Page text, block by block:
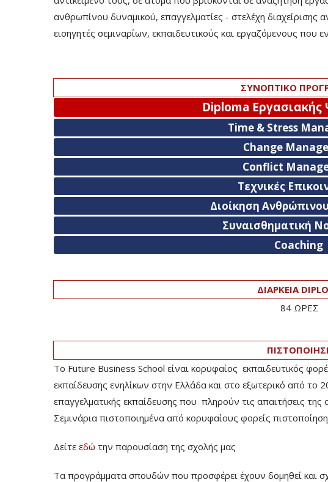
ανθρωπίνου δυναμικού, επαγγελματίες - στελέχη
εισηγητές σεμιναρίων, εκπαιδευτικούς και εργαζόμενους που
ΣΥΝΟΠΤΙΚΟ
Diploma Εργασιακής
Time & Stress
Change
Conflict
Τεχνικές
Διοίκηση
Συναισθηματική
Coaching
ΔΙΑΡΚΕΙΑ
84 ΩΡΕΣ
Το Future Business School είναι κορυφαίος εκπαιδευτικός
εκπαίδευσης ενηλίκων στην Ελλάδα και στο εξωτερικό από το
επαγγελματικής εκπαίδευσης που πληρούν τις απαιτήσεις
Σεμινάρια πιστοποιημένα από κορυφαίους φορείς
Δείτε εδώ την παρουσίαση της σχολής μας
Τα προγράμματα σπουδών που προσφέρει έχουν δομηθεί και